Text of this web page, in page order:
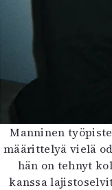
Manninen
määrittelyä vielä
hän on tehnyt
kanssa